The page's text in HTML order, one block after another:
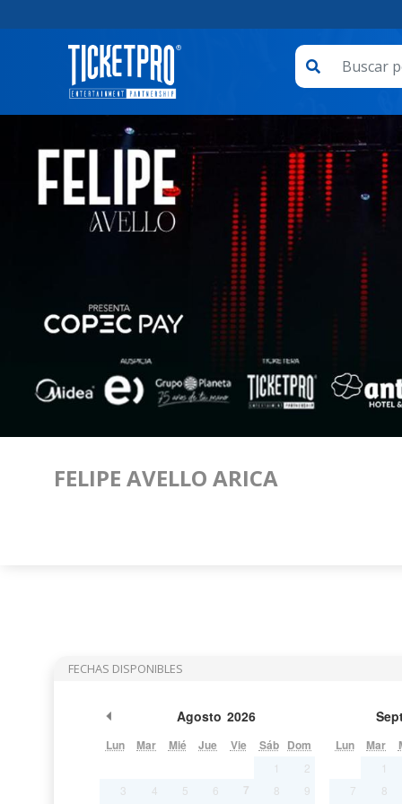
FELIPE AVELLO ARICA
FECHAS DISPONIBLES
Agosto 2026
Mes Anterior
Lun Mar Mié Jue Vie Sáb Dom
1
2
3
4 5 6 7 8 9
Lun Mar
1
7
8